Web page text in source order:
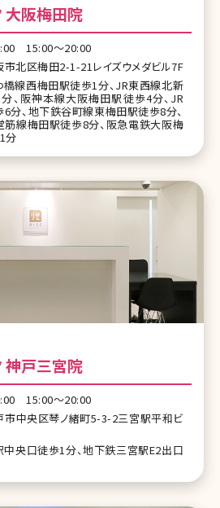
大阪梅田院
15:00～20:00
北区梅田2-1-21レイズウメダビル7F
線西梅田駅徒歩1分、JR東西線北新
、阪神本線大阪梅田駅徒歩4分、JR
分、地下鉄谷町線東梅田駅徒歩8分、
筋線梅田駅徒歩8分、阪急電鉄大阪梅
分
神戸三宮院
15:00～20:00
市中央区琴ノ緒町5-3-2三宮駅平和ビ
中央口徒歩1分、地下鉄三宮駅E2出口